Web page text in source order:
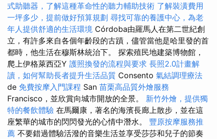
式助聽器，了解這種革命性的聽力輔助技術 了解裝潢費用
一坪多少，提前做好預算規劃 尋找可靠的養護中心，為老
年人提供舒適的生活環境 Córdoba由羅馬人在第二世紀創
立，有許多來自各個年齡段的古蹟，儘管當他是哈里發的首
都時，他生活在穆斯林統治下。 探索殖民地建築博物館，
爬上伊格萊西亞Y 護照換發的流程與要求 長照2.0計畫解
讀，如何幫助長者提升生活品質 Consento 氣結調理療法
de 免費按摩入門課程 San 苗栗高品質外燴服務
Francisco，並欣賞向城市開放的全景。 新竹外燴，提供獨
特的餐飲體驗 在馬爾康，著名的海濱長廊上散步，並在這
座繁華的城市的閃閃發光的心情中潛水。 豐原按摩服務推
薦 不要錯過體驗活潑的音樂生活並享受莎莎和兒子的節奏